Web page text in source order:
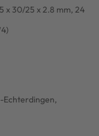
x 30/25 x 2.8 mm, 24
Echterdingen,